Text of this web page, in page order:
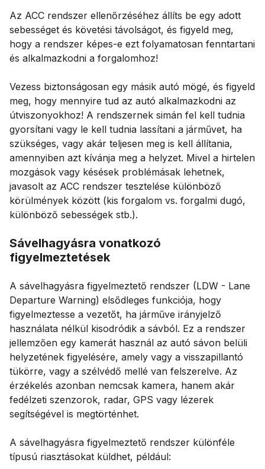
Az ACC rendszer ellenőrzéséhez állíts be egy adott
sebességet és követési távolságot, és figyeld meg,
hogy a rendszer képes-e ezt folyamatosan fenntartani
és alkalmazkodni a forgalomhoz!
Vezess biztonságosan egy másik autó mögé, és figyeld
meg, hogy mennyire tud az autó alkalmazkodni az
útviszonyokhoz! A rendszernek simán fel kell tudnia
gyorsítani vagy le kell tudnia lassítani a járművet, ha
szükséges, vagy akár teljesen meg is kell állítania,
amennyiben azt kívánja meg a helyzet. Mivel a hirtelen
mozgások vagy késések problémásak lehetnek,
javasolt az ACC rendszer tesztelése különböző
körülmények között (kis forgalom vs. forgalmi dugó,
különböző sebességek stb.).
Sávelhagyásra vonatkozó
figyelmeztetések
A sávelhagyásra figyelmeztető rendszer (LDW - Lane
Departure Warning) elsődleges funkciója, hogy
figyelmeztesse a vezetőt, ha járműve irányjelző
használata nélkül kisodródik a sávból. Ez a rendszer
jellemzően egy kamerát használ az autó sávon belüli
helyzetének figyelésére, amely vagy a visszapillantó
tükörre, vagy a szélvédő mellé van felszerelve. Az
érzékelés azonban nemcsak kamera, hanem akár
fedélzeti szenzorok, radar, GPS vagy lézerek
segítségével is megtörténhet.
A sávelhagyásra figyelmeztető rendszer különféle
típusú riasztásokat küldhet, például: